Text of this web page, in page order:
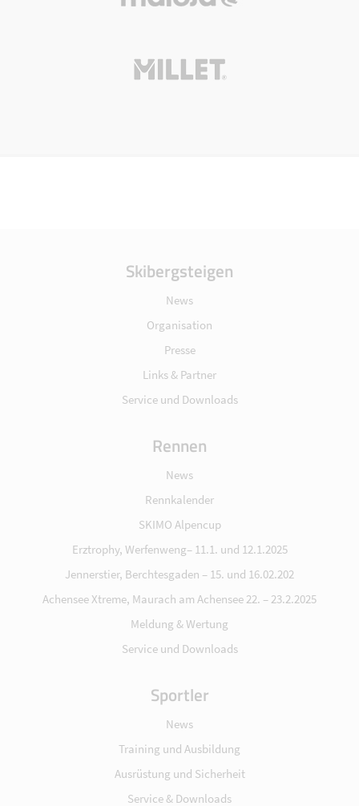
Skibergsteigen
News
Organisation
Presse
Links & Partner
Service und Downloads
Rennen
News
Rennkalender
SKIMO Alpencup
Erztrophy, Werfenweng– 11.1. und 12.1.2025
Jennerstier, Berchtesgaden – 15. und 16.02.202
Achensee Xtreme, Maurach am Achensee 22. – 23.2.2025
Meldung & Wertung
Service und Downloads
Sportler
News
Training und Ausbildung
Ausrüstung und Sicherheit
Service & Downloads